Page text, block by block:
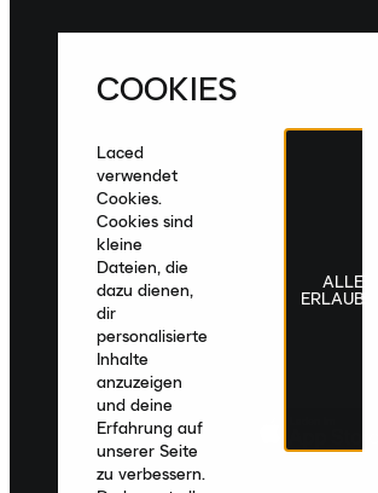
Melde dich für die neuesten
Veröffentlichungen an
Melde dich für den Laced
Veröffentlichungen, kuratierte
zugeschnittene
COOKIES
Laced
verwendet
Cookies.
Cookies sind
kleine
Dateien, die
dazu dienen,
dir
personalisierte
Inhalte
anzuzeigen
und deine
Erfahrung auf
unserer Seite
zu verbessern.
ALLE
ERLAUBEN